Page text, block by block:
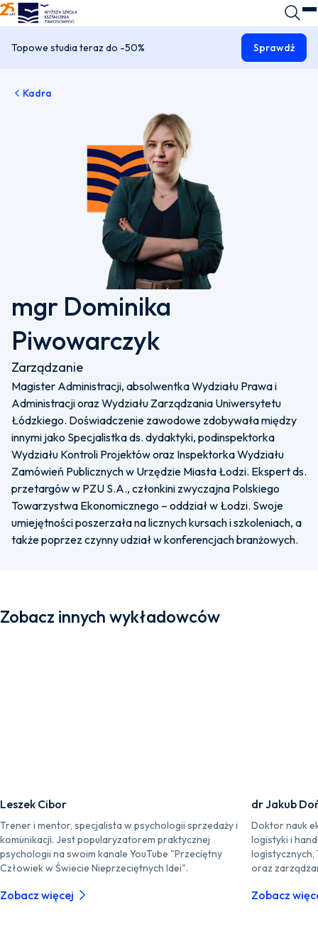
WSKZ - strona główna
Topowe studia teraz do -50% Sprawdź
Kadra
mgr Dominika
Piwowarczyk
Zarządzanie
Magister Administracji, absolwentka Wydziału Prawa i
Administracji oraz Wydziału Zarządzania Uniwersytetu
Łódzkiego. Doświadczenie zawodowe zdobywała między
innymi jako Specjalistka ds. dydaktyki, podinspektorka
Wydziału Kontroli Projektów oraz Inspektorka Wydziału
Zamówień Publicznych w Urzędzie Miasta Łodzi. Ekspert ds.
przetargów w PZU S.A., członkini zwyczajna Polskiego
Towarzystwa Ekonomicznego – oddział w Łodzi. Swoje
umiejętności poszerzała na licznych kursach i szkoleniach, a
także poprzez czynny udział w konferencjach branżowych.
Zobacz innych wykładowców
Leszek Cibor
Trener i mentor, specjalista w psychologii sprzedaży i
komunikacji. Jest popularyzatorem praktycznej
psychologii na swoim kanale YouTube "Przeciętny
Człowiek w Świecie Nieprzeciętnych Idei".
Zobacz więcej
dr Jakub
Doktor nauk
logistyki i
logistycznych,
oraz
Zobacz